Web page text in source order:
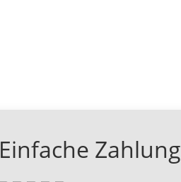
Einfache Zahlung